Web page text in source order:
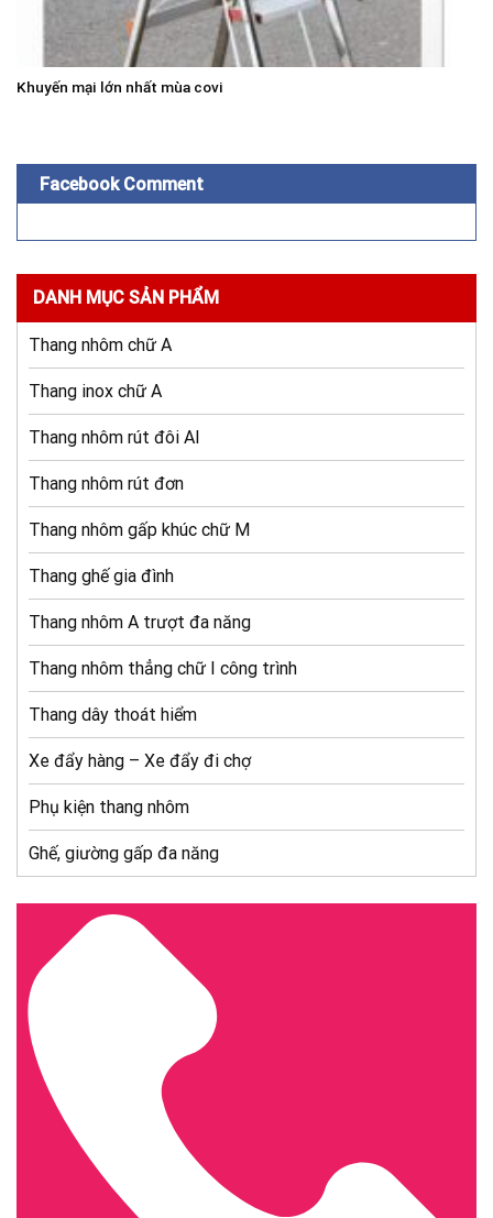
Khuyến mại lớn nhất mùa covi
Facebook Comment
DANH MỤC SẢN PHẨM
Thang nhôm chữ A
Thang inox chữ A
Thang nhôm rút đôi AI
Thang nhôm rút đơn
Thang nhôm gấp khúc chữ M
Thang ghế gia đình
Thang nhôm A trượt đa năng
Thang nhôm thẳng chữ I công trình
Thang dây thoát hiểm
Xe đẩy hàng – Xe đẩy đi chợ
Phụ kiện thang nhôm
Ghế, giường gấp đa năng